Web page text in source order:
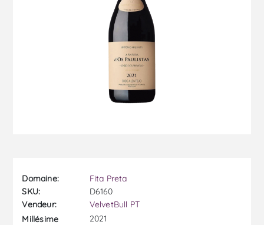
Domaine:
Fita Preta
SKU:
D6160
Vendeur:
VelvetBull PT
Millésime
2021